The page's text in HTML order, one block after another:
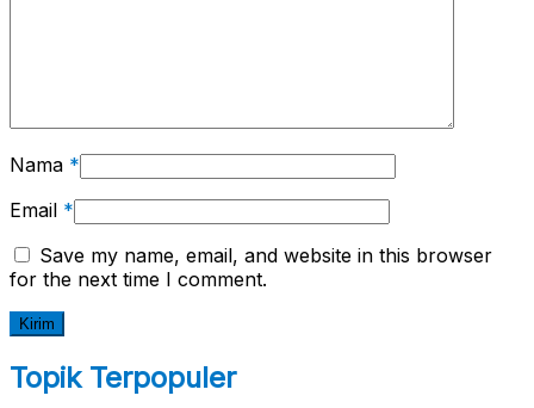
Nama *
Email *
Save my name, email, and website in this browser
for the next time I comment.
Topik Terpopuler